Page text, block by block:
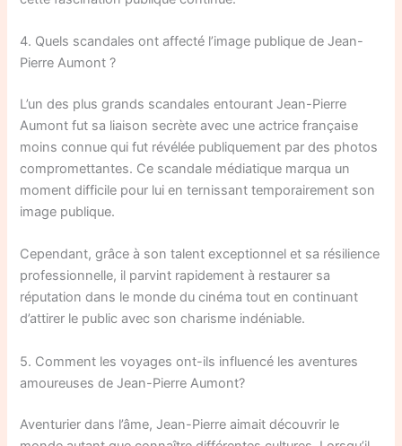
4. Quels scandales ont affecté l’image publique de Jean-
Pierre Aumont ?
L’un des plus grands scandales entourant Jean-Pierre
Aumont fut sa liaison secrète avec une actrice française
moins connue qui fut révélée publiquement par des photos
compromettantes. Ce scandale médiatique marqua un
moment difficile pour lui en ternissant temporairement son
image publique.
Cependant, grâce à son talent exceptionnel et sa résilience
professionnelle, il parvint rapidement à restaurer sa
réputation dans le monde du cinéma tout en continuant
d’attirer le public avec son charisme indéniable.
5. Comment les voyages ont-ils influencé les aventures
amoureuses de Jean-Pierre Aumont?
Aventurier dans l’âme, Jean-Pierre aimait découvrir le